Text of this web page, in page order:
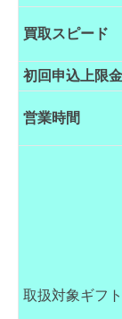
買取スピード
初回申込上限
営業時間
取扱対象ギフ